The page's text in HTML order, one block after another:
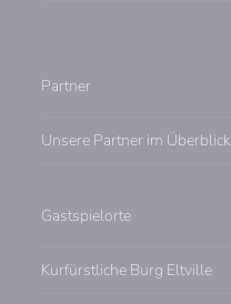
Partner
Unsere Partner im Überblick
Gastspielorte
Kurfürstliche Burg Eltville